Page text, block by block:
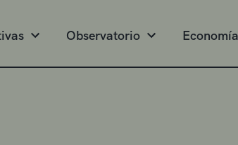
Observatorio